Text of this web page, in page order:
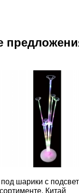
шарики с
Китай